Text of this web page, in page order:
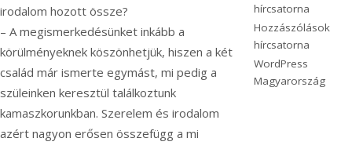
irodalom hozott össze?
– A megismerkedésünket inkább a
körülményeknek köszönhetjük, hiszen a két
család már ismerte egymást, mi pedig a
szüleinken keresztül találkoztunk
kamaszkorunkban. Szerelem és irodalom
azért nagyon erősen összefügg a mi
hírcsatorna
Hozzászólások
hírcsatorna
WordPress
Magyarország